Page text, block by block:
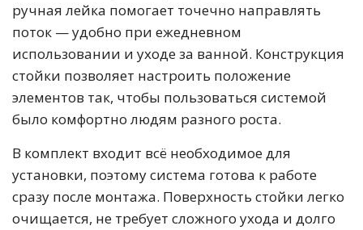
ручная лейка помогает точечно направлять
поток — удобно при ежедневном
использовании и уходе за ванной. Конструкция
стойки позволяет настроить положение
элементов так, чтобы пользоваться системой
было комфортно людям разного роста.
В комплект входит всё необходимое для
установки, поэтому система готова к работе
сразу после монтажа. Поверхность стойки легко
очищается, не требует сложного ухода и долго